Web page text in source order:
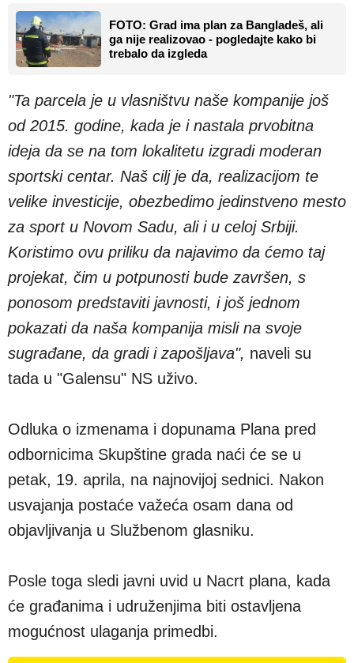
FOTO: Grad ima plan za Bangladeš, ali
ga nije realizovao - pogledajte kako bi
trebalo da izgleda
"Ta parcela je u vlasništvu naše kompanije još
od 2015. godine, kada je i nastala prvobitna
ideja da se na tom lokalitetu izgradi moderan
sportski centar. Naš cilj je da, realizacijom te
velike investicije, obezbedimo jedinstveno mesto
za sport u Novom Sadu, ali i u celoj Srbiji.
Koristimo ovu priliku da najavimo da ćemo taj
projekat, čim u potpunosti bude završen, s
ponosom predstaviti javnosti, i još jednom
pokazati da naša kompanija misli na svoje
sugrađane, da gradi i zapošljava", naveli su
tada u "Galensu" NS uživo.
Odluka o izmenama i dopunama Plana pred
odbornicima Skupštine grada naći će se u
petak, 19. aprila, na najnovijoj sednici. Nakon
usvajanja postaće važeća osam dana od
objavljivanja u Službenom glasniku.
Posle toga sledi javni uvid u Nacrt plana, kada
će građanima i udruženjima biti ostavljena
mogućnost ulaganja primedbi.